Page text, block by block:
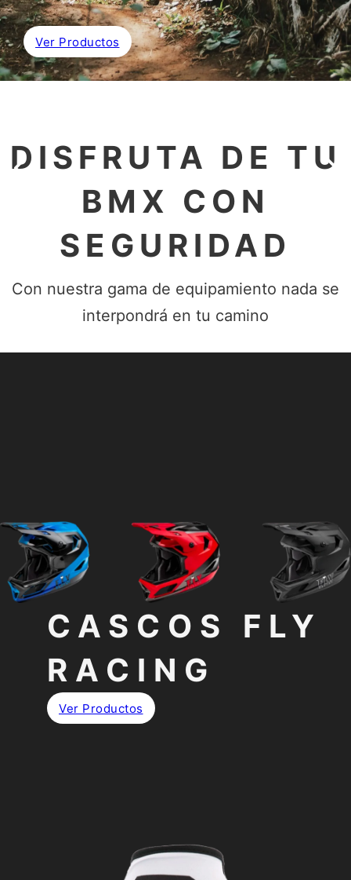
Ver Productos
DISFRUTA DE TU
BMX CON
SEGURIDAD
Con nuestra gama de equipamiento nada se
interpondrá en tu camino
CASCOS FLY
RACING
Ver Productos